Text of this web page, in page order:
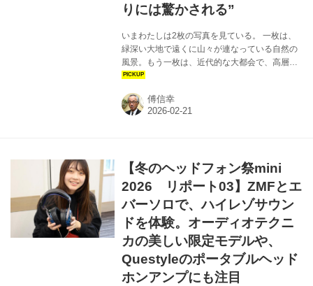
りには驚かされる”
いまわたしは2枚の写真を見ている。 一枚は、
緑深い大地で遠くに山々が連なっている自然の
風景。もう一枚は、近代的な大都会で、高層ビ
ルがひしめいており、街の明かりが眩しい。 こ
も、中国・深圳の写真だ。自然風景は1970年代
終わりの深圳。珠江デルタの一角、人口3万人の
したという。経済特区として急激に成長した深
圳は、ハイテク産業に満ちていて、電子部品や
電子機器メーカーがいっぱいある。Huawei、
Tencent（...
傅信幸
【冬のヘッドフォン祭mini
2026 リポート03】ZMFとエ
バーソロで、ハイレゾサウン
ドを体験。オーディオテクニ
カの美しい限定モデルや、
Questyleのポータブルヘッド
ホンアンプにも注目